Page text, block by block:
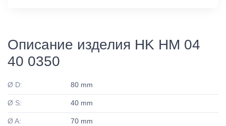
Описание изделия HK HM 04
40 0350
Ø D: 80 mm
Ø S: 40 mm
Ø A: 70 mm